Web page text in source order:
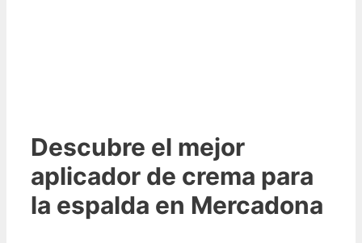
Descubre el mejor
aplicador de crema para
la espalda en Mercadona